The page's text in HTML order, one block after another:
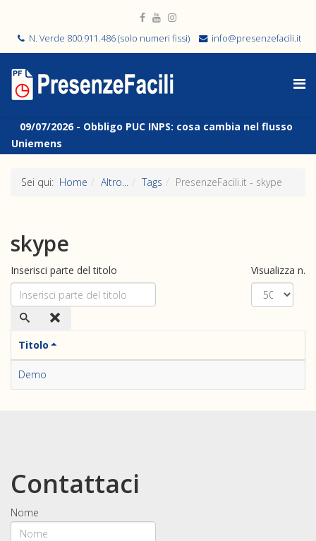
N. Verde 800.911.486 (solo numeri fissi) info@presenzefacili.it
09/07/2026 - Obbligo PUC INPS: cosa cambia nel flusso
Uniemens
Sei qui: Home Altro... Tags PresenzeFacili.it - skype
skype
Inserisci parte del titolo Visualizza n.
Titolo
Demo
Contattaci
Nome